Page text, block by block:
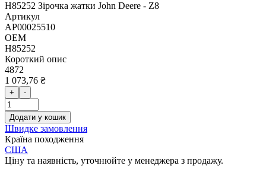
H85252 Зірочка жатки John Deere - Z8
Артикул
AP00025510
OEM
H85252
Короткий опис
4872
1 073,76 ₴
+ -
Додати у кошик
Швидке замовлення
Країна походження
США
Ціну та наявність, уточнюйте у менеджера з продажу.